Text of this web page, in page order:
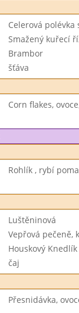
Celerová polévka
Smažený kuřecí
Brambor
šťáva
Corn flakes,
Rohlík , rybí
Luštěninová
Vepřová pečeně,
Houskový Knedlík
čaj
Přesnidávka,